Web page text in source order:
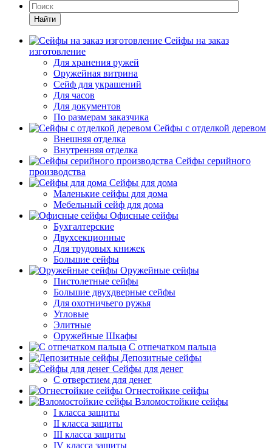
Найти
Сейфы на заказ
изготовление
Для хранения ружей
Оружейная витрина
Сейф для украшений
Для часов
Для документов
По размерам заказчика
Сейфы с отделкой деревом
Внешняя отделка
Внутренняя отделка
Сейфы серийного
производства
Сейфы для дома
Маленькие сейфы для дома
Мебельный сейф для дома
Офисные сейфы
Бухгалтерские
Двухсекционные
Для трудовых книжек
Большие сейфы
Оружейные сейфы
Пистолетные сейфы
Большие двухдверные сейфы
Для охотничьего ружья
Угловые
Элитные
Оружейные Шкафы
С отпечатком пальца
Депозитные сейфы
Сейфы для денег
С отверстием для денег
Огнестойкие сейфы
Взломостойкие сейфы
I класса защиты
II класса защиты
III класса защиты
IV класса защиты